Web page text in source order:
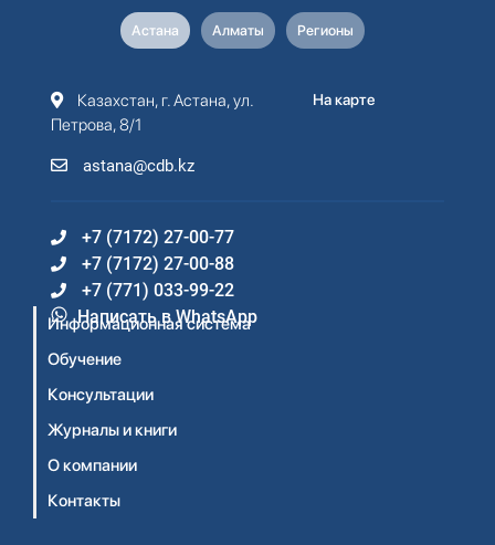
Астана Алматы Регионы
Казахстан, г. Астана, ул.
Петрова, 8/1
astana@cdb.kz
На карте
+7 (7172) 27-00-77
+7 (7172) 27-00-88
+7 (771) 033-99-22
Написать в WhatsApp
Информационная система
Обучение
Консультации
Журналы и книги
О компании
Контакты